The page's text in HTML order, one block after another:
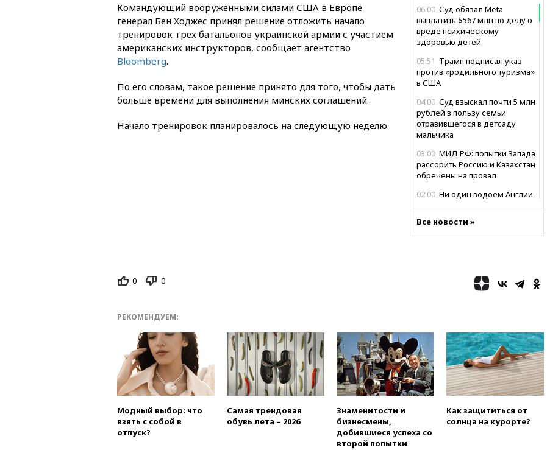
06:00 Суд обязал Meta
выплатить $567 млн по делу о
вреде психическому
здоровью детей
05:51 Трамп подписал указ
против «родильного туризма»
в США
04:00 Суд взыскал почти 5 млн
рублей в пользу семьи
отравившегося в детсаду
мальчика
03:00 МИД РФ: попытки Запада
рассорить Россию и Казахстан
обречены на провал
02:00 Ни один водоем Англии
01:00Трамп: США сами
Трамп заявил о
необходимости пополнения
нежелательной организацией
вчера, 23:15В Смоленске
ребенок и женщина погибли
при падении деревьев во
время урагана
вчера, 22:55 В Москве в
пятницу ожидаются ливни
вчера, 22:35
Все новости »
Командующий вооруженными силами США в Европе
генерал Бен Ходжес принял решение отложить начало
тренировок трех батальонов украинской армии с участием
американских инструкторов, сообщает агентство
Bloomberg.
По его словам, такое решение принято для того, чтобы дать
больше времени для выполнения минских соглашений.
Начало тренировок планировалось на следующую неделю.
0 0
РЕКОМЕНДУЕМ:
Модный выбор: что
взять с собой в
отпуск?
Самая трендовая
обувь лета – 2026
Знаменитости и
бизнесмены,
добившиеся успеха со
второй попытки
Как защититься от
солнца на курорте?